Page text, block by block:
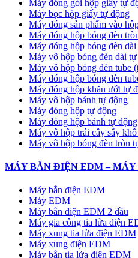
Máy đóng gói hộp giấy tự
Máy bọc hộp giấy tự động
Máy đóng sản phẩm vào
Máy đóng hộp bóng đèn
Máy đóng hộp bóng đèn
Máy vô hộp bóng đèn dài
Máy vô hộp bóng đèn tube
Máy đóng hộp bóng đèn
Máy đóng hộp khăn ướt tự
Máy vô hộp bánh tự động
Máy đóng hộp tự động
Máy đóng hộp bánh tự động
Máy vô hộp trái cây sấy
Máy vô hộp bóng đèn tròn
MÁY BẮN ĐIỆN EDM –
Máy bắn điện EDM
Máy EDM
Máy bắn điện EDM 2 đầu
Máy gia công tia lửa điện
Máy xung tia lửa điện EDM
Máy xung điện EDM
Máy bắn tia lửa điện EDM